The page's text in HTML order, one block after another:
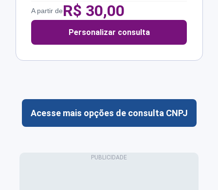
A partir deR$ 30,00
Personalizar consulta
Acesse mais opções de consulta CNPJ